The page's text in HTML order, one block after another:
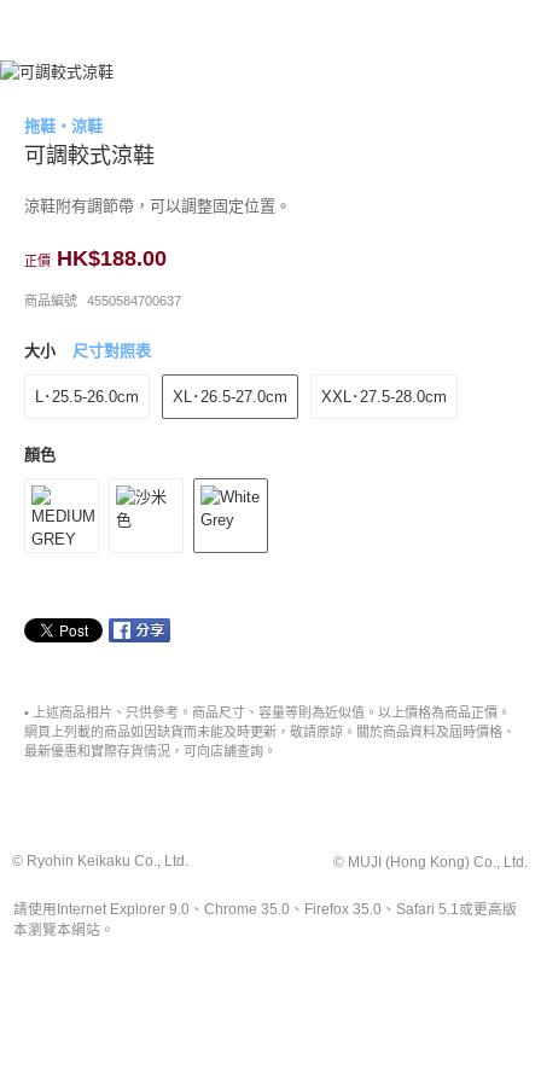
拖鞋・涼鞋
可調較式涼鞋
涼鞋附有調節帶，可以調整固定位置。
正價 HK$188.00
商品編號 4550584700637
大小 尺寸對照表
L･25.5-26.0cm XL･26.5-27.0cm XXL･27.5-28.0cm
顏色
• 上述商品相片、只供參考。商品尺寸、容量等則為近似值。以上價格為商品正價。
網頁上列載的商品如因缺貨而未能及時更新，敬請原諒。關於商品資料及屆時價格、
最新優惠和實際存貨情況，可向店舖查詢。
© Ryohin Keikaku Co., Ltd. © MUJI (Hong Kong) Co., Ltd.
請使用Internet Explorer 9.0、Chrome 35.0、Firefox 35.0、Safari 5.1或更高版
本瀏覽本網站。